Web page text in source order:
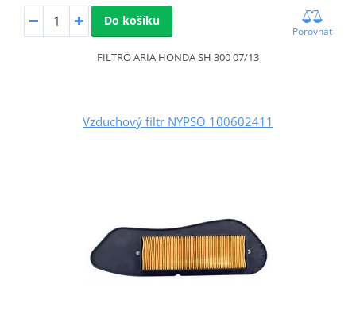
Do košíku
Porovnat
FILTRO ARIA HONDA SH 300 07/13
Vzduchový filtr NYPSO 100602411